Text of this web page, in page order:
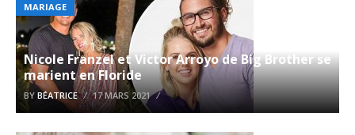
MARIAGE
Nicole Franzel et Victor Arroyo de Big Brother se
marient en Floride
BY BÉATRICE 17 MARS 2021